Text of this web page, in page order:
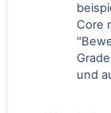
Core
und